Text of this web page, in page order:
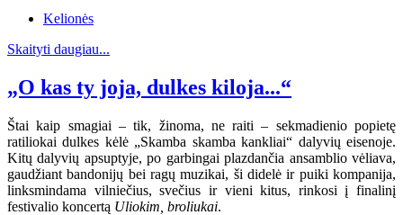
Kelionės
Skaityti daugiau...
„O kas ty joja, dulkes kiloja...“
Štai kaip smagiai – tik, žinoma, ne raiti – sekmadienio popietę
ratiliokai dulkes kėlė „Skamba skamba kankliai“ dalyvių eisenoje.
Kitų dalyvių apsuptyje, po garbingai plazdančia ansamblio vėliava,
gaudžiant bandonijų bei ragų muzikai, ši didelė ir puiki kompanija,
linksmindama vilniečius, svečius ir vieni kitus, rinkosi į finalinį
festivalio koncertą Uliokim, broliukai.